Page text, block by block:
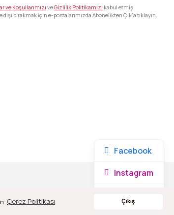
Çerez Politikası Çıkış
ve Koşullarımızı veGizlilik Politikamızı kabul etmiş
bırakmak için e-postalarımızda Abonelikten Çık'a tıklayın.
Facebook
Instagram